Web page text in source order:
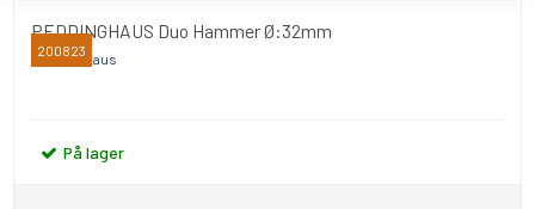
PEDDINGHAUS Duo Hammer Ø:32mm
Peddinghaus
200823
På lager